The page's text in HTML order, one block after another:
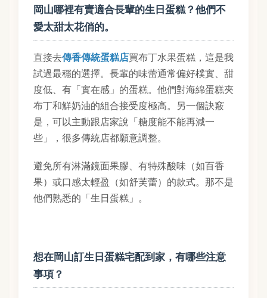
岡山哪裡有賣適合長輩的生日蛋糕？他們不
愛太甜太花俏的。
直接去傳香傳統蛋糕店買布丁水果蛋糕，這是我
試過最穩的選擇。長輩的味蕾通常偏好樸實、甜
度低、有「實在感」的蛋糕。他們對海綿蛋糕夾
布丁和鮮奶油的組合接受度極高。另一個訣竅
是，可以主動跟店家說「糖度能不能再減一
些」，很多傳統店都願意調整。
避免所有淋滿鏡面果膠、有特殊酸味（如百香
果）或口感太輕盈（如舒芙蕾）的款式。那不是
他們熟悉的「生日蛋糕」。
想在岡山訂生日蛋糕宅配到家，有哪些注意
事項？